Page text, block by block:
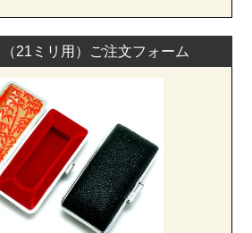
材を圧縮し、薬品を一切使わず形状を固定
従来、スギ材の欠点であった素材の柔らか
夫で傷が付きにくく、印鑑の素材として十
ことができました。
の形で残していることから印鑑として最も
ることができるのです。
21ミリ用）ご注文フォーム